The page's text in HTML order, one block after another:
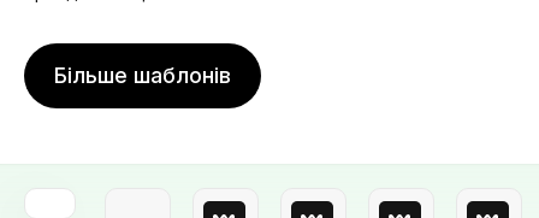
Більше шаблонів